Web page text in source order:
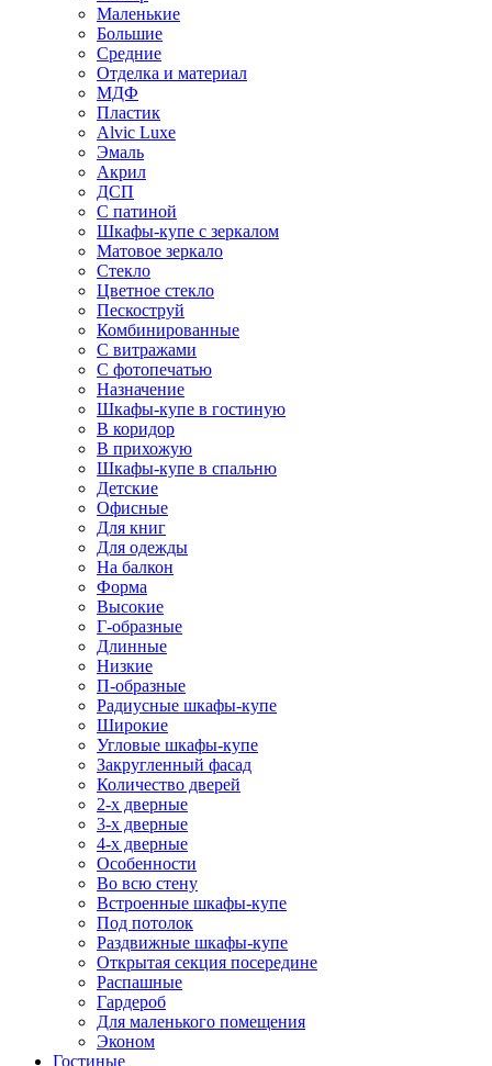
Маленькие
Большие
Средние
Отделка и материал
МДФ
Пластик
Alvic Luxe
Эмаль
Акрил
ДСП
С патиной
Шкафы-купе с зеркалом
Матовое зеркало
Стекло
Цветное стекло
Пескоструй
Комбинированные
С витражами
С фотопечатью
Назначение
Шкафы-купе в гостиную
В коридор
В прихожую
Шкафы-купе в спальню
Детские
Офисные
Для книг
Для одежды
На балкон
Форма
Высокие
Г-образные
Длинные
Низкие
П-образные
Радиусные шкафы-купе
Широкие
Угловые шкафы-купе
Закругленный фасад
Количество дверей
2-х дверные
3-х дверные
4-х дверные
Особенности
Во всю стену
Встроенные шкафы-купе
Под потолок
Раздвижные шкафы-купе
Открытая секция посередине
Распашные
Гардероб
Для маленького помещения
Эконом
Гостиные